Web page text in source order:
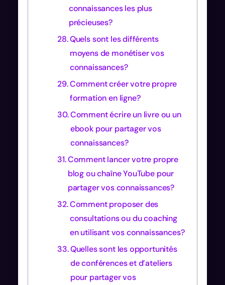
connaissances les plus
précieuses?
Quels sont les différents
moyens de monétiser vos
connaissances?
Comment créer votre propre
formation en ligne?
Comment écrire un livre ou un
ebook pour partager vos
connaissances?
Comment lancer votre propre
blog ou chaîne YouTube pour
partager vos connaissances?
Comment proposer des
consultations ou du coaching
en utilisant vos connaissances?
Quelles sont les opportunités
de conférences et d’ateliers
pour partager vos